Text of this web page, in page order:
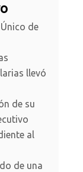
de
llevó
de su
al
de una